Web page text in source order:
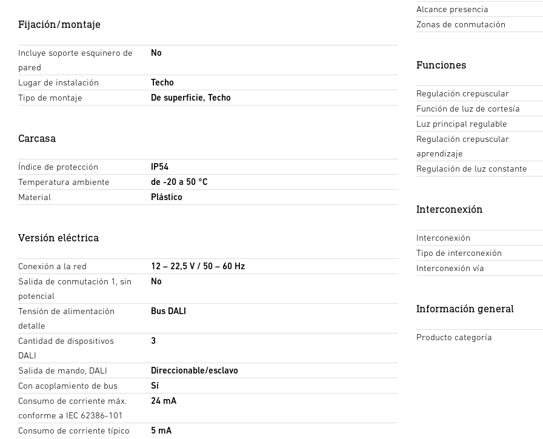
Fijación/montaje
Incluye soporte esquinero de
pared
No
Lugar de instalación
Techo
Tipo de montaje
De superficie, Techo
Carcasa
Índice de protección
IP54
Temperatura ambiente
de -20 a 50 °C
Material
Plástico
Versión eléctrica
Conexión a la red
12 – 22,5 V / 50 – 60 Hz
Salida de conmutación 1, sin
potencial
No
Tensión de alimentación
detalle
Bus DALI
Cantidad de dispositivos
DALI
3
Salida de mando, DALI
Direccionable/esclavo
Con acoplamiento de bus
Sí
Consumo de corriente máx.
conforme a IEC 62386-101
24 mA
Consumo de corriente típico 5 mA
Alcance presencia
Zonas de conmutación
Funciones
Regulación crepuscular
Función de luz de cortesía
Luz principal regulable
Regulación crepuscular
aprendizaje
Regulación de luz constante
Interconexión
Interconexión
Tipo de interconexión
Interconexión vía
Información general
Producto categoría